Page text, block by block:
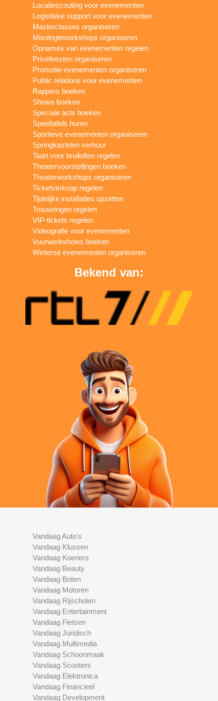
Locatiescouting voor evenementen
Logistieke support voor evenementen
Masterclasses organiseren
Mixologieworkshops organiseren
Opnames van evenementen regelen
Privéfeesten organiseren
Promotie-evenementen organiseren
Public relations voor evenementen
Rappers boeken
Shows boeken
Speciale acts boeken
Speeltafels huren
Sportieve evenementen organiseren
Springkastelen verhuur
Taart voor bruiloften regelen
Theatervoorstellingen boeken
Theaterworkshops organiseren
Ticketverkoop regelen
Tijdelijke installaties opzetten
Trouwringen regelen
VIP-tickets regelen
Videografie voor evenementen
Vuurwerkshows boeken
Winterse evenementen organiseren
Bekend van:
Vandaag Auto's
Vandaag Klussen
Vandaag Koeriers
Vandaag Beauty
Vandaag Boten
Vandaag Motoren
Vandaag Rijscholen
Vandaag Entertainment
Vandaag Fietsen
Vandaag Juridisch
Vandaag Multimedia
Vandaag Schoonmaak
Vandaag Scooters
Vandaag Elektronica
Vandaag Financieel
Vandaag Development